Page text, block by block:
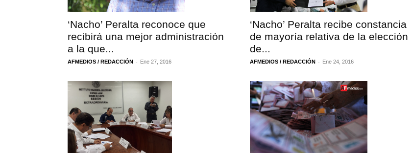
‘Nacho’ Peralta reconoce que
recibirá una mejor administración
a la que...
AFMEDIOS / REDACCIÓN - Ene 27, 2016
‘Nacho’ Peralta recibe constancia
de mayoría relativa de la elección
de...
AFMEDIOS / REDACCIÓN - Ene 24, 2016